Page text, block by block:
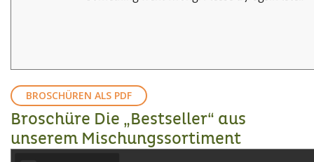
BROSCHÜREN ALS PDF
Broschüre Die „Bestseller“ aus
unserem Mischungssortiment